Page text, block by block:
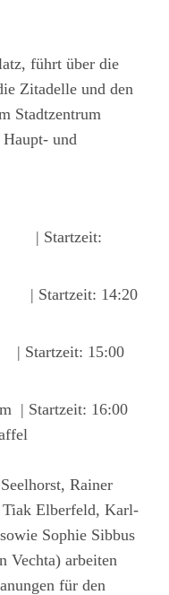
führt über die
Zitadelle und den
Stadtzentrum
und
Startzeit:
14:20
Startzeit: 15:00
| Startzeit: 16:00
Rainer
Elberfeld, Karl-
Sophie Sibbus
Vechta) arbeiten
für den